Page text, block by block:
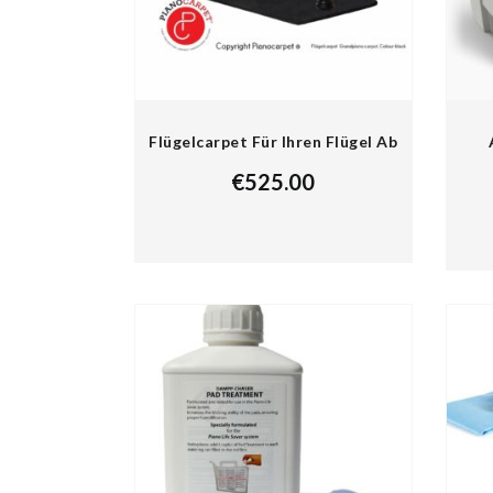
Flügelcarpet Für Ihren Flügel Ab
€525.00